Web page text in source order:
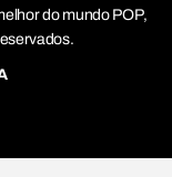
do mundo POP,